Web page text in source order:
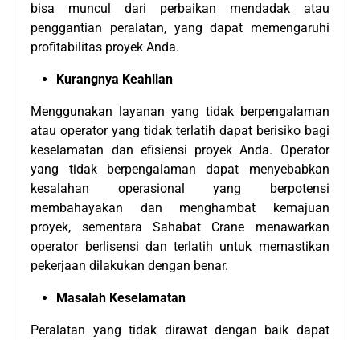
bisa muncul dari perbaikan mendadak atau
penggantian peralatan, yang dapat memengaruhi
profitabilitas proyek Anda.
Kurangnya Keahlian
Menggunakan layanan yang tidak berpengalaman
atau operator yang tidak terlatih dapat berisiko bagi
keselamatan dan efisiensi proyek Anda. Operator
yang tidak berpengalaman dapat menyebabkan
kesalahan operasional yang berpotensi
membahayakan dan menghambat kemajuan
proyek, sementara Sahabat Crane menawarkan
operator berlisensi dan terlatih untuk memastikan
pekerjaan dilakukan dengan benar.
Masalah Keselamatan
Peralatan yang tidak dirawat dengan baik dapat